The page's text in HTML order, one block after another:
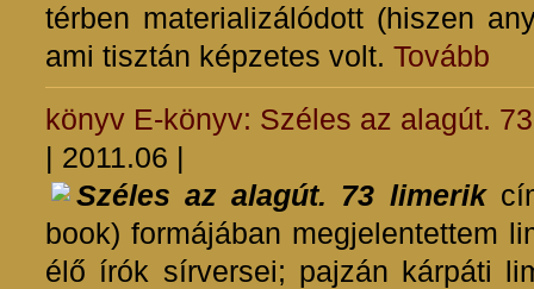
térben materializálódott (hiszen
ami tisztán képzetes volt. Tovább
könyv E-könyv: Széles az alagút.
| 2011.06 |
Széles az alagút. 73 limerik
book) formájában megjelentettem
élő írók sírversei; pajzán kárpáti